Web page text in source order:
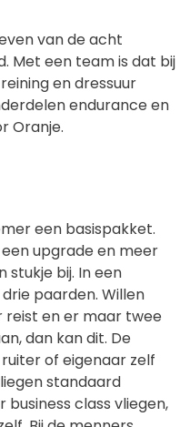
van de acht
Met een team is dat bij
en dressuur
endurance en
Oranje.
een basispakket.
upgrade en meer
stukje bij. In een
paarden. Willen
en er maar twee
dan kan dit. De
of eigenaar zelf
standaard
class vliegen,